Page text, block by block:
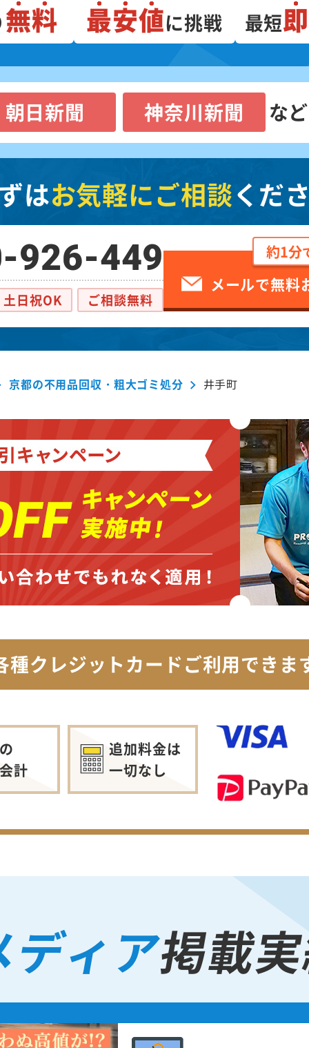
無料 最安値に挑戦 最短
朝日新聞 神奈川新聞 な
はお気軽にご相談くだ
926-449
土日祝OK ご相談無料
約1分
メールで無料
京都の不用品回収・粗大ゴミ処分 井手町
種クレジットカードご利用できま
計
追加料金は
一切なし
ディア掲載